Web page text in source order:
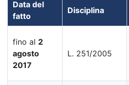
Data del
fatto
Disciplina
fino al 2
agosto
2017
L. 251/2005